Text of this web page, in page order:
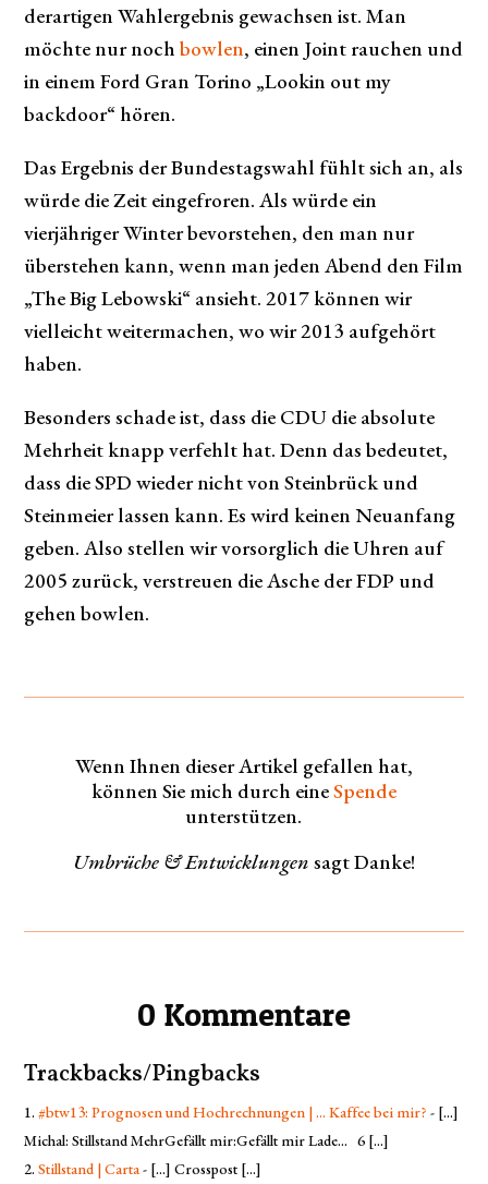
derartigen Wahlergebnis gewachsen ist. Man
möchte nur nochbowlen, einen Joint rauchen und
in einem Ford Gran Torino „Lookin out my
backdoor“ hören.
Das Ergebnis der Bundestagswahl fühlt sich an, als
würde die Zeit eingefroren. Als würde ein
vierjähriger Winter bevorstehen, den man nur
überstehen kann, wenn man jeden Abend den Film
„The Big Lebowski“ ansieht. 2017 können wir
vielleicht weitermachen, wo wir 2013 aufgehört
haben.
Besonders schade ist, dass die CDU die absolute
Mehrheit knapp verfehlt hat. Denn das bedeutet,
dass die SPD wieder nicht von Steinbrück und
Steinmeier lassen kann. Es wird keinen Neuanfang
geben. Also stellen wir vorsorglich die Uhren auf
2005 zurück, verstreuen die Asche der FDP und
gehen bowlen.
Wenn Ihnen dieser Artikel gefallen hat,
können Sie mich durch eineSpende
unterstützen.
Umbrüche & Entwicklungen sagt Danke!
0 Kommentare
Trackbacks/Pingbacks
#btw13: Prognosen und Hochrechnungen | ... Kaffee bei mir? - [...]
Michal: Stillstand MehrGefällt mir:Gefällt mir Lade... 6 [...]
Stillstand | Carta- [...] Crosspost [...]